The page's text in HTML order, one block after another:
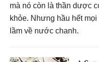
mà nó còn là thần dược
khỏe. Nhưng hầu hết
lầm về nước chanh.